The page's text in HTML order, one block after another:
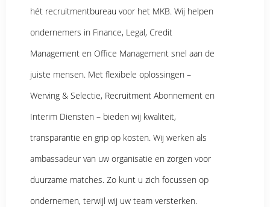
hét recruitmentbureau voor het MKB. Wij helpen
ondernemers in Finance, Legal, Credit
Management en Office Management snel aan de
juiste mensen. Met flexibele oplossingen –
Werving & Selectie, Recruitment Abonnement en
Interim Diensten – bieden wij kwaliteit,
transparantie en grip op kosten. Wij werken als
ambassadeur van uw organisatie en zorgen voor
duurzame matches. Zo kunt u zich focussen op
ondernemen, terwijl wij uw team versterken.